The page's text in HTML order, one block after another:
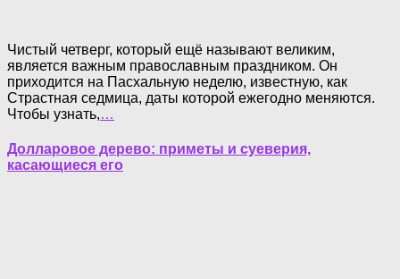
Чистый четверг, который ещё называют великим,
является важным православным праздником. Он
приходится на Пасхальную неделю, известную, как
Страстная седмица, даты которой ежегодно меняются.
Чтобы узнать,…
Долларовое дерево: приметы и суеверия,
касающиеся его